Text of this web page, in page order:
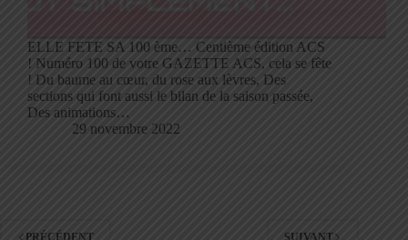
ELLE FETE SA 100 ème… Centième édition ACS
! Numéro 100 de votre GAZETTE ACS, cela se fête
! Du baume au cœur, du rose aux lèvres, Des
sections qui font aussi le bilan de la saison passée,
Des animations…
29 novembre 2022
PRÉCÉDENT SUIVANT